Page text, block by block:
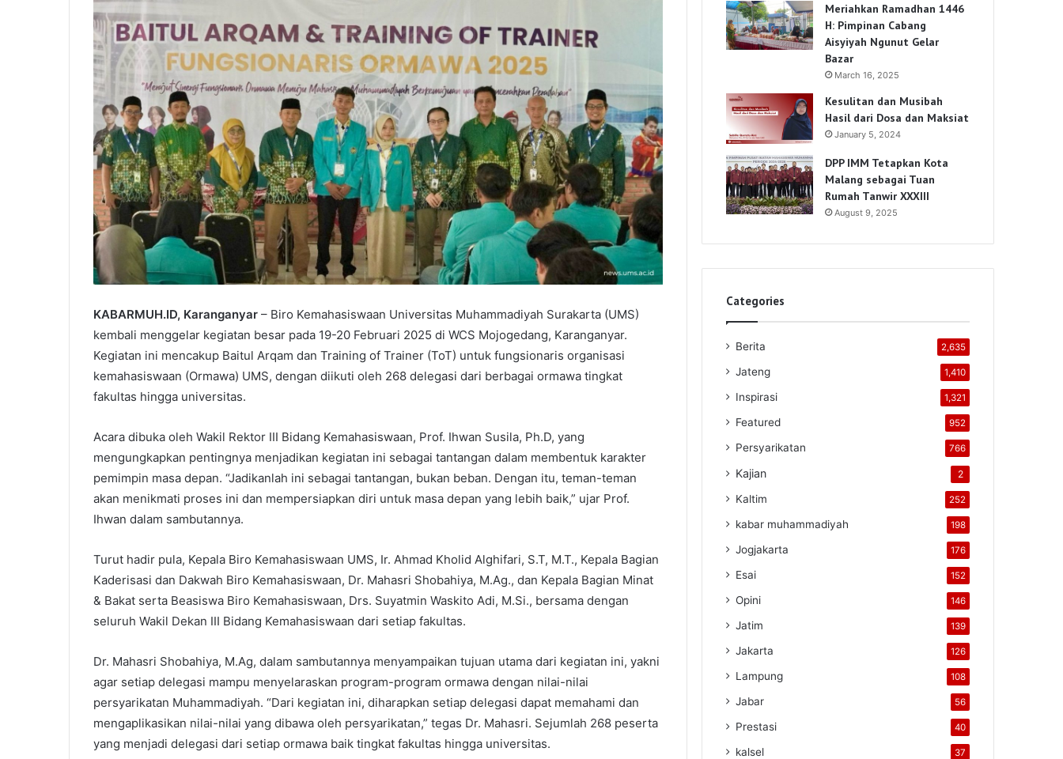
KABARMUH.ID, Karanganyar – Biro Kemahasiswaan Universitas Muhammadiyah Surakarta (UMS)
kembali menggelar kegiatan besar pada 19-20 Februari 2025 di WCS Mojogedang, Karanganyar.
Kegiatan ini mencakup Baitul Arqam dan Training of Trainer (ToT) untuk fungsionaris organisasi
kemahasiswaan (Ormawa) UMS, dengan diikuti oleh 268 delegasi dari berbagai ormawa tingkat
fakultas hingga universitas.
Acara dibuka oleh Wakil Rektor III Bidang Kemahasiswaan, Prof. Ihwan Susila, Ph.D, yang
mengungkapkan pentingnya menjadikan kegiatan ini sebagai tantangan dalam membentuk karakter
pemimpin masa depan. “Jadikanlah ini sebagai tantangan, bukan beban. Dengan itu, teman-teman
akan menikmati proses ini dan mempersiapkan diri untuk masa depan yang lebih baik,” ujar Prof.
Ihwan dalam sambutannya.
Turut hadir pula, Kepala Biro Kemahasiswaan UMS, Ir. Ahmad Kholid Alghifari, S.T, M.T., Kepala Bagian
Kaderisasi dan Dakwah Biro Kemahasiswaan, Dr. Mahasri Shobahiya, M.Ag., dan Kepala Bagian Minat
& Bakat serta Beasiswa Biro Kemahasiswaan, Drs. Suyatmin Waskito Adi, M.Si., bersama dengan
seluruh Wakil Dekan III Bidang Kemahasiswaan dari setiap fakultas.
Dr. Mahasri Shobahiya, M.Ag, dalam sambutannya menyampaikan tujuan utama dari kegiatan ini, yakni
agar setiap delegasi mampu menyelaraskan program-program ormawa dengan nilai-nilai
persyarikatan Muhammadiyah. “Dari kegiatan ini, diharapkan setiap delegasi dapat memahami dan
mengaplikasikan nilai-nilai yang dibawa oleh persyarikatan,” tegas Dr. Mahasri. Sejumlah 268 peserta
yang menjadi delegasi dari setiap ormawa baik tingkat fakultas hingga universitas.
Meriahkan Ramadhan 1446
H: Pimpinan Cabang
Aisyiyah Ngunut Gelar
Bazar
March 16, 2025
Kesulitan dan Musibah
Hasil dari Dosa dan Maksiat
January 5, 2024
DPP IMM Tetapkan Kota
Malang sebagai Tuan
Rumah Tanwir XXXIII
August 9, 2025
Categories
Berita 2,635
Jateng 1,410
Inspirasi 1,321
Featured 952
Persyarikatan 766
Kajian 2
Kaltim 252
kabar muhammadiyah 198
Jogjakarta 176
Esai 152
Opini 146
Jatim 139
Jakarta 126
Lampung 108
Jabar 56
Prestasi 40
kalsel 37